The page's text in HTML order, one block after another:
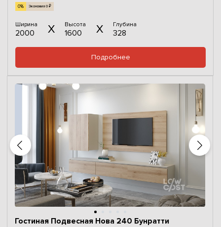
0% Экономия 0 ₽
Ширина
2000
Высота
1600
Глубина
328
Подробнее
Гостиная Подвесная Нова 240 Бунратти